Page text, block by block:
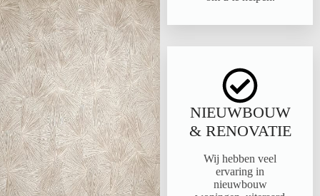
NIEUWBOUW
& RENOVATIE
Wij hebben veel
ervaring in
nieuwbouw